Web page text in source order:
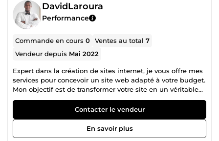
DavidLaroura
Performance
Commande en cours0 Ventes au total7
Vendeur depuis Mai 2022
Expert dans la création de sites internet, je vous offre mes
services pour concevoir un site web adapté à votre budget.
Mon objectif est de transformer votre site en un véritable
levier commercial et de communication. Aujourd'hui,
dynamiser son activité en ligne est essentiel ! Mes services
incluent : Création de sites internet Refonte de sites
existants Maintenance technique et sécurité
Référencement Google (SEO) Développement web
Contacter le vendeur
En savoir plus